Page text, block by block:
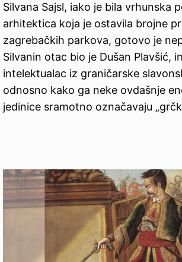
Silvana Sajsl, iako je bila vrhunska
arhitektica koja je ostavila brojne
zagrebačkih parkova, gotovo je
Silvanin otac bio je Dušan Plavšić,
intelektualac iz graničarske
odnosno kako ga neke ovdašnje
jedinice sramotno označavaju